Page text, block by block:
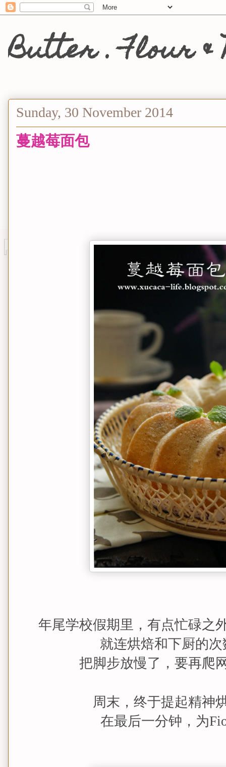
Butter . Flour &
Sunday, 30 November 2014
蔓越莓面包
年尾学校假期里，有点忙碌之
就连烘焙和下厨的
把脚步放慢了，要再爬
周末，终于提起精神
在最后一分钟，为